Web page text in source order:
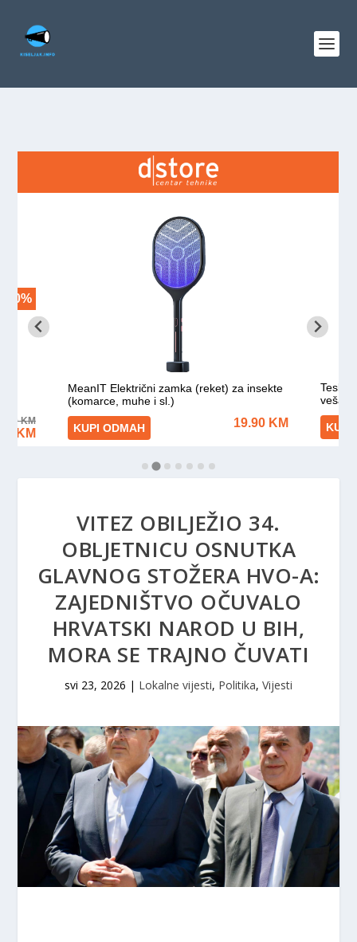
VITEZ OBILJEŽIO 34.
OBLJETNICU OSNUTKA
GLAVNOG STOŽERA HVO-A:
ZAJEDNIŠTVO OČUVALO
HRVATSKI NAROD U BIH,
MORA SE TRAJNO ČUVATI
svi 23, 2026 | Lokalne vijesti, Politika, Vijesti